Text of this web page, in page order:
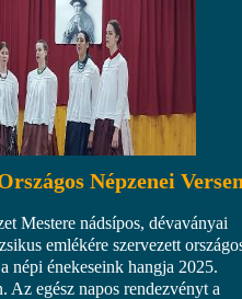
Népzenei
Mestere nádsípos, dévaványai
emlékére szervezett
népi énekeseink hangja 2025.
Az egész napos rendezvényt a